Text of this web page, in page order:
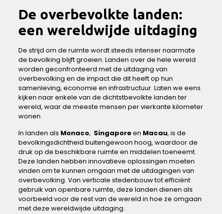
De overbevolkte ⁤landen:
‌een wereldwijde uitdaging
De strijd om de ​ruimte wordt steeds intenser naarmate
de bevolking​ blijft groeien.⁢ Landen over‍ de hele wereld
worden geconfronteerd met de uitdaging van
⁤overbevolking en de impact‍ die ​dit heeft op hun
samenleving, economie⁣ en infrastructuur. Laten ​we‌ eens‍
kijken naar ⁤enkele van de dichtstbevolkte landen ter
wereld, waar de meeste mensen​ per‍ vierkante kilometer
wonen.
In‍ landen als Monaco, ‌ Singapore⁣en Macau, is‌ de ​
bevolkingsdichtheid buitengewoon hoog, waardoor de
druk op de ‍beschikbare ruimte en middelen toeneemt.
⁢Deze landen hebben innovatieve oplossingen moeten
vinden ⁢om te kunnen omgaan met ‍de uitdagingen‌ van⁤
overbevolking. ‌Van verticale stedenbouw‌ tot efficiënt‌
gebruik van⁤ openbare‍ ruimte, deze landen⁤ dienen als
voorbeeld voor de ​rest van de wereld⁢ in hoe ze omgaan
met deze wereldwijde uitdaging.